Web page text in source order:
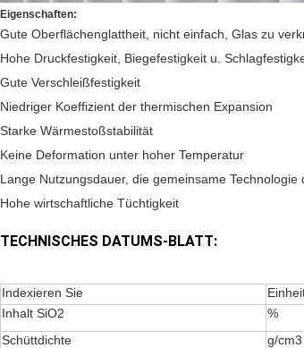
Eigenschaften:
Gute Oberflächenglattheit, nicht einfach, Glas zu
Hohe Druckfestigkeit, Biegefestigkeit u.
Gute Verschleißfestigkeit
Niedriger Koeffizient der thermischen Expansion
Starke Wärmestoßstabilität
Keine Deformation unter hoher Temperatur
Lange Nutzungsdauer, die gemeinsame
Hohe wirtschaftliche Tüchtigkeit
TECHNISCHES DATUMS-BLATT:
Indexieren Sie
Inhalt SiO2
%
Schüttdichte
g/cm3